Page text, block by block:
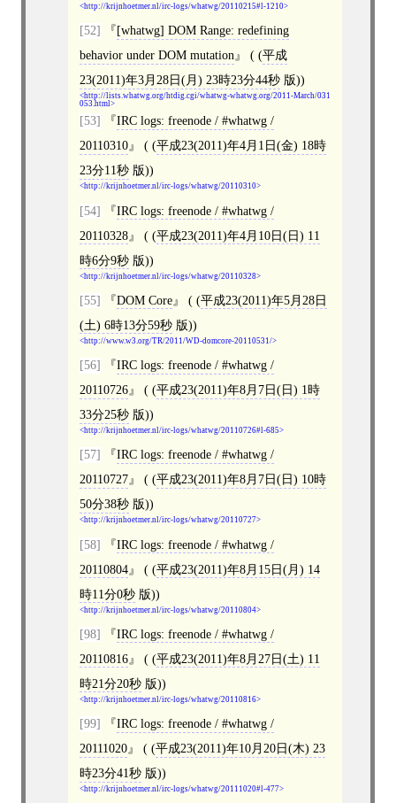
http://krijnhoetmer.nl/irc-logs/whatwg/20110215#l-1210
[52] [whatwg] DOM Range: redefining
behavior under DOM mutation
( (平成
23(2011)年3月28日(月) 23時23分44秒版))
http://lists.whatwg.org/htdig.cgi/whatwg-whatwg.org/2011-March/031
053.html
[53]
IRC logs: freenode / #whatwg /
20110310
( (平成23(2011)年4月1日(金) 18時
23分11秒版))
http://krijnhoetmer.nl/irc-logs/whatwg/20110310
[54]
IRC logs: freenode / #whatwg /
20110328
( (平成23(2011)年4月10日(日) 11
時6分9秒版))
http://krijnhoetmer.nl/irc-logs/whatwg/20110328
[55] DOM Core ( (平成23(2011)年5月28日
(土) 6時13分59秒版))
http://www.w3.org/TR/2011/WD-domcore-20110531/
[56]
IRC logs: freenode / #whatwg /
20110726
( (平成23(2011)年8月7日(日) 1時
33分25秒版))
http://krijnhoetmer.nl/irc-logs/whatwg/20110726#l-685
[57]
IRC logs: freenode / #whatwg /
20110727
( (平成23(2011)年8月7日(日) 10時
50分38秒版))
http://krijnhoetmer.nl/irc-logs/whatwg/20110727
[58]
IRC logs: freenode / #whatwg /
20110804
( (平成23(2011)年8月15日(月) 14
時11分0秒版))
http://krijnhoetmer.nl/irc-logs/whatwg/20110804
[98]
IRC logs: freenode / #whatwg /
20110816
( (平成23(2011)年8月27日(土) 11
時21分20秒版))
http://krijnhoetmer.nl/irc-logs/whatwg/20110816
[99]
IRC logs: freenode / #whatwg /
20111020
( (平成23(2011)年10月20日(木) 23
時23分41秒版))
http://krijnhoetmer.nl/irc-logs/whatwg/20111020#l-477